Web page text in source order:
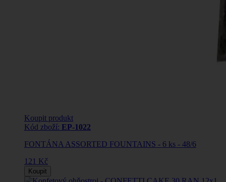
Koupit produkt
Kód zboží: EP-1022
FONTÁNA ASSORTED FOUNTAINS - 6 ks - 48/6
121 Kč
Koupit